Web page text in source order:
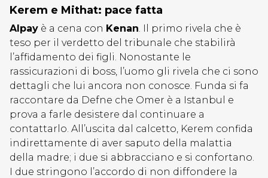
Kerem e Mithat: pace fatta
Alpay è a cena con Kenan. Il primo rivela che è
teso per il verdetto del tribunale che stabilirà
l’affidamento dei figli. Nonostante le
rassicurazioni di boss, l’uomo gli rivela che ci sono
dettagli che lui ancora non conosce. Funda si fa
raccontare da Defne che Omer è a Istanbul e
prova a farle desistere dal continuare a
contattarlo. All’uscita dal calcetto, Kerem confida
indirettamente di aver saputo della malattia
della madre; i due si abbracciano e si confortano.
I due stringono l’accordo di non diffondere la